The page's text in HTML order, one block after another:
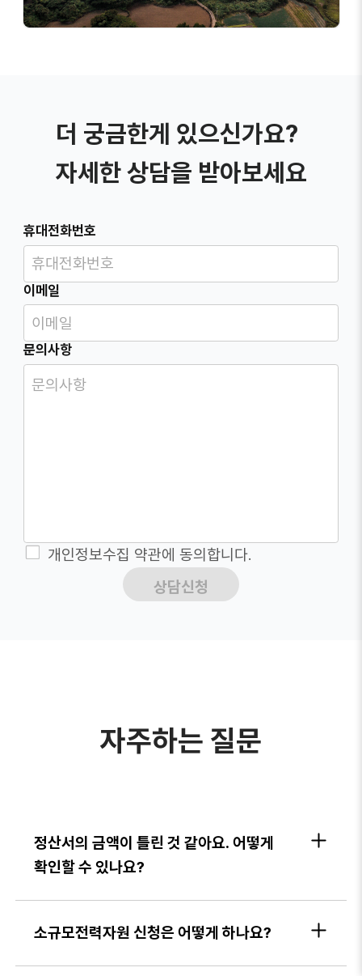
더 궁금한게 있으신가요?
자세한 상담을 받아보세요
휴대전화번호
이메일
문의사항
개인정보수집 약관에 동의합니다.
상담신청
자주하는 질문
정산서의 금액이 틀린 것 같아요. 어떻게
확인할 수 있나요?
소규모전력자원 신청은 어떻게 하나요?